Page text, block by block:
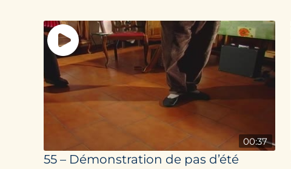
00:37
55 – Démonstration de pas d’été